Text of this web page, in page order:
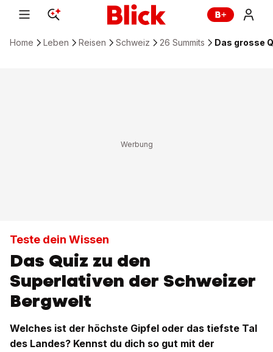
Home Leben Reisen Schweiz 26 Summits Das grosse
Teste dein Wissen
Das Quiz zu den
Superlativen der Schweizer
Bergwelt
Welches ist der höchste Gipfel oder das tiefste Tal
des Landes? Kennst du dich so gut mit der